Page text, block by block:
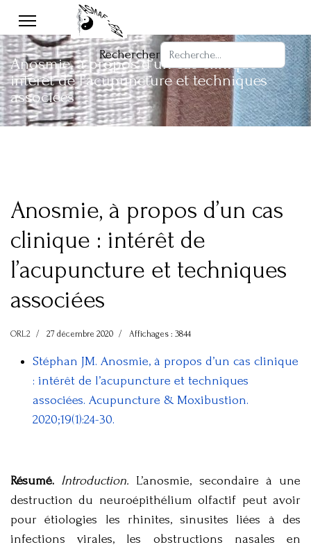
Rechercher
Anosmie, à propos d’un cas clinique :
intérêt de l’acupuncture et techniques
associées
Anosmie, à propos d’un cas
clinique : intérêt de
l’acupuncture et techniques
associées
ORL2 27 décembre 2020 Affichages : 3844
Stéphan JM. Anosmie, à propos d’un cas clinique
: intérêt de l’acupuncture et techniques
associées. Acupuncture & Moxibustion.
2020;19(1):24-30.
Résumé. Introduction. L’anosmie, secondaire à une
destruction du neuroépithélium olfactif peut avoir
pour étiologies les rhinites, sinusites liées à des
infections virales, les obstructions nasales en